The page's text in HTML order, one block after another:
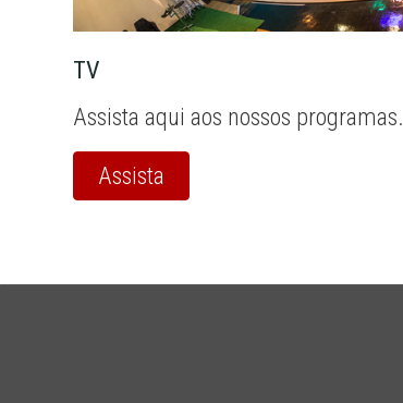
TV
Assista aqui aos nossos programas.
Assista